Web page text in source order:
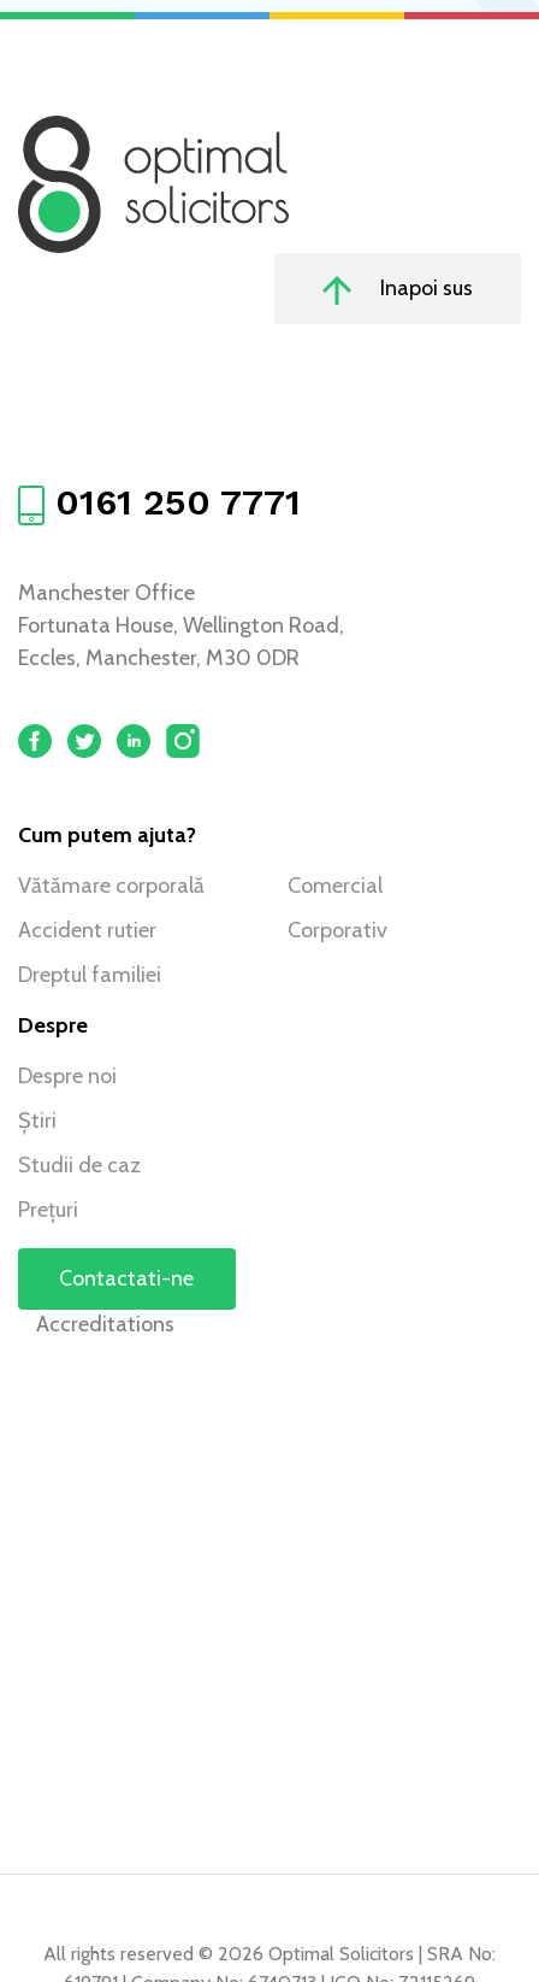
Inapoi sus
0161 250 7771
Manchester Office
Fortunata House, Wellington Road,
Eccles, Manchester, M30 0DR
Cum putem ajuta?
Vătămare corporală
Accident rutier
Dreptul familiei
Comercial
Corporativ
Despre
Despre noi
Știri
Studii de caz
Prețuri
Contactati-ne
Accreditations
All rights reserved © 2026 Optimal Solicitors | SRA No: